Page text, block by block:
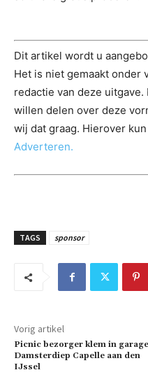
Dit artikel wordt u
Het is niet gemaakt onder
redactie van deze
willen delen over deze
wij dat graag. Hierover
Adverteren.
TAGS sponsor
Vorig artikel
Picnic bezorger klem in garage
Damsterdiep Capelle aan den
IJssel